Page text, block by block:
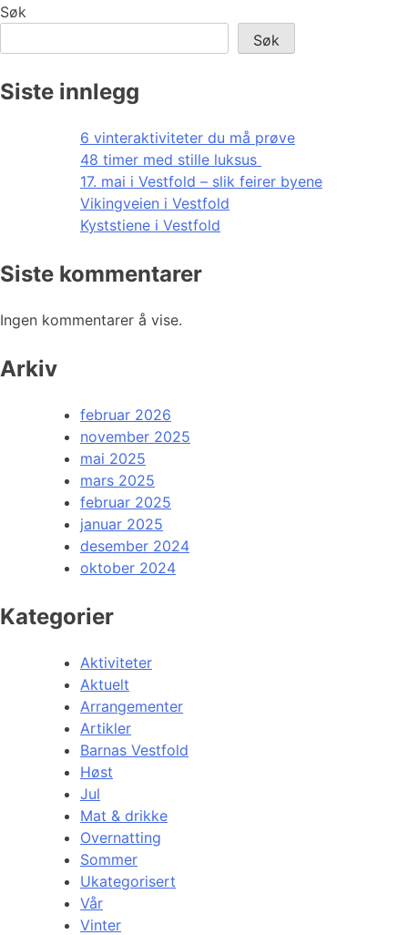
Søk
Søk
Siste innlegg
6 vinteraktiviteter du må prøve
48 timer med stille luksus
17. mai i Vestfold – slik feirer byene
Vikingveien i Vestfold
Kyststiene i Vestfold
Siste kommentarer
Ingen kommentarer å vise.
Arkiv
februar 2026
november 2025
mai 2025
mars 2025
februar 2025
januar 2025
desember 2024
oktober 2024
Kategorier
Aktiviteter
Aktuelt
Arrangementer
Artikler
Barnas Vestfold
Høst
Jul
Mat & drikke
Overnatting
Sommer
Ukategorisert
Vår
Vinter